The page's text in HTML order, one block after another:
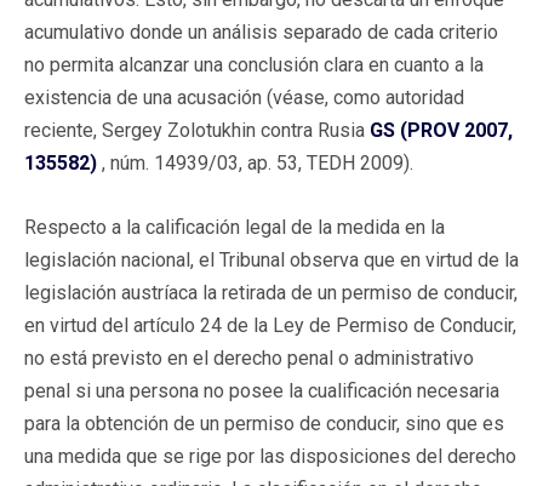
acumulativo donde un análisis separado de cada criterio
no permita alcanzar una conclusión clara en cuanto a la
existencia de una acusación (véase, como autoridad
reciente, Sergey Zolotukhin contra Rusia GS (PROV 2007,
135582) , núm. 14939/03, ap. 53, TEDH 2009).
Respecto a la calificación legal de la medida en la
legislación nacional, el Tribunal observa que en virtud de la
legislación austríaca la retirada de un permiso de conducir,
en virtud del artículo 24 de la Ley de Permiso de Conducir,
no está previsto en el derecho penal o administrativo
penal si una persona no posee la cualificación necesaria
para la obtención de un permiso de conducir, sino que es
una medida que se rige por las disposiciones del derecho